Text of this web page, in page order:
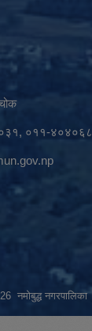
०११-४०४०६८
नमोबुद्ध नगरपालिका